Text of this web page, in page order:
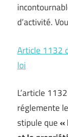
d’activité.
Article 1132
loi
L’article
réglemente
stipule que«